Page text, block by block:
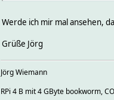
Werde ich mir mal ansehen,
Grüße Jörg
Jörg Wiemann
RPi 4 B mit 4 GByte bookworm,